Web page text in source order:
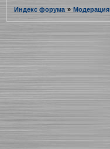
Индекс форума » Модерация